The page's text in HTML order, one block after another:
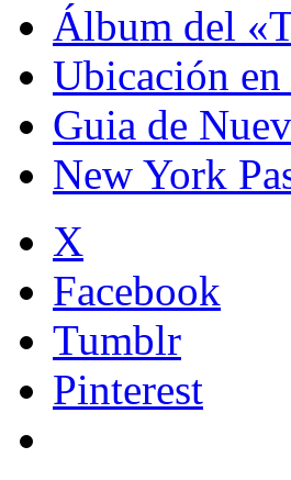
Álbum del
Ubicación
Guia de
New York
X
Facebook
Tumblr
Pinterest